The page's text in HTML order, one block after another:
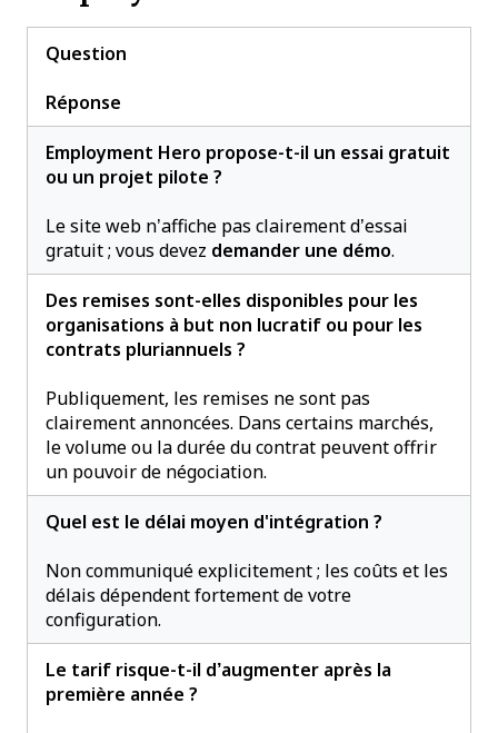
Question
Réponse
Employment Hero propose-t-il un essai gratuit
ou un projet pilote ?
Le site web n’affiche pas clairement d’essai
gratuit ; vous devez demander une démo.
Des remises sont-elles disponibles pour les
organisations à but non lucratif ou pour les
contrats pluriannuels ?
Publiquement, les remises ne sont pas
clairement annoncées. Dans certains marchés,
le volume ou la durée du contrat peuvent offrir
un pouvoir de négociation.
Quel est le délai moyen d'intégration ?
Non communiqué explicitement ; les coûts et les
délais dépendent fortement de votre
configuration.
Le tarif risque-t-il d’augmenter après la
première année ?